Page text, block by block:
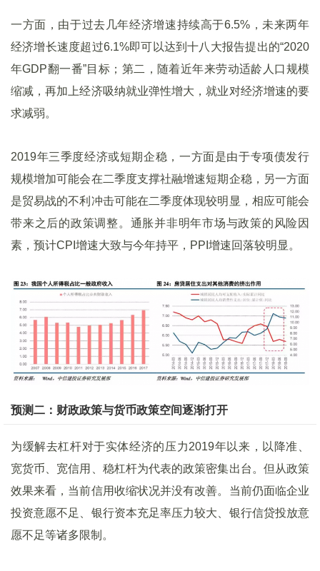
一方面，由于过去几年经济增速持续高于6.5%，未来两年
经济增长速度超过6.1%即可以达到十八大报告提出的“2020
年GDP翻一番”目标；第二，随着近年来劳动适龄人口规模
缩减，再加上经济吸纳就业弹性增大，就业对经济增速的要
求减弱。
2019年三季度经济或短期企稳，一方面是由于专项债发行
规模增加可能会在二季度支撑社融增速短期企稳，另一方面
是贸易战的不利冲击可能在二季度体现较明显，相应可能会
带来之后的政策调整。通胀并非明年市场与政策的风险因
素，预计CPI增速大致与今年持平，PPI增速回落较明显。
预测二：财政政策与货币政策空间逐渐打开
为缓解去杠杆对于实体经济的压力2019年以来，以降准、
宽货币、宽信用、稳杠杆为代表的政策密集出台。但从政策
效果来看，当前信用收缩状况并没有改善。当前仍面临企业
投资意愿不足、银行资本充足率压力较大、银行信贷投放意
愿不足等诸多限制。